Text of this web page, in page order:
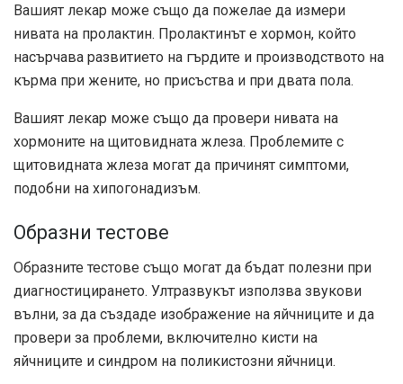
Вашият лекар може също да пожелае да измери
нивата на пролактин. Пролактинът е хормон, който
насърчава развитието на гърдите и производството на
кърма при жените, но присъства и при двата пола.
Вашият лекар може също да провери нивата на
хормоните на щитовидната жлеза. Проблемите с
щитовидната жлеза могат да причинят симптоми,
подобни на хипогонадизъм.
Образни тестове
Образните тестове също могат да бъдат полезни при
диагностицирането. Ултразвукът използва звукови
вълни, за да създаде изображение на яйчниците и да
провери за проблеми, включително кисти на
яйчниците и синдром на поликистозни яйчници.